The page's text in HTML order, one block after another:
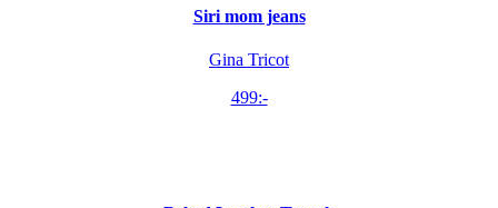
Siri mom jeans
Gina Tricot
499:-